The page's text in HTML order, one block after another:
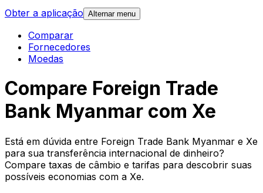
Obter a aplicação Alternar menu
Comparar
Fornecedores
Moedas
Compare Foreign Trade
Bank Myanmar com Xe
Está em dúvida entre Foreign Trade Bank Myanmar e Xe
para sua transferência internacional de dinheiro?
Compare taxas de câmbio e tarifas para descobrir suas
possíveis economias com a Xe.